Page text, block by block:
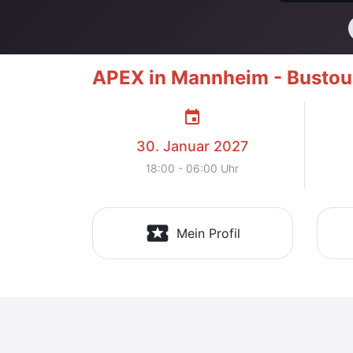
APEX in Mannheim -
event
30. Januar 2027
18:00 - 06:00 Uhr
local_activity Mein Profil